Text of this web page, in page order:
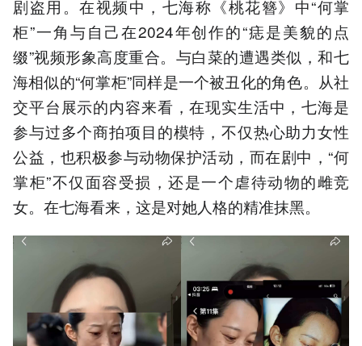
剧盗用。在视频中，七海称《桃花簪》中“何掌
柜”一角与自己在2024年创作的“痣是美貌的点
缀”视频形象高度重合。与白菜的遭遇类似，和七
海相似的“何掌柜”同样是一个被丑化的角色。从社
交平台展示的内容来看，在现实生活中，七海是
参与过多个商拍项目的模特，不仅热心助力女性
公益，也积极参与动物保护活动，而在剧中，“何
掌柜”不仅面容受损，还是一个虐待动物的雌竞
女。在七海看来，这是对她人格的精准抹黑。